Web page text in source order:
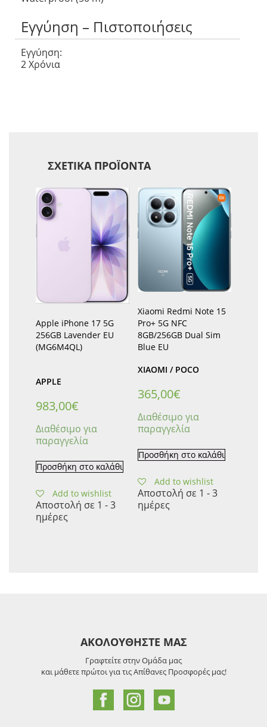
Εγγύηση – Πιστοποιήσεις
Εγγύηση:
2 Χρόνια
ΣΧΕΤΙΚΆ ΠΡΟΪΌΝΤΑ
Apple iPhone 17 5G
256GB Lavender EU
(MG6M4QL)
APPLE
983,00€
Διαθέσιμο για
παραγγελία
Προσθήκη στο καλάθι
Add to wishlist
Αποστολή σε 1 - 3
ημέρες
Xiaomi Redmi Note 15
Pro+ 5G NFC
8GB/256GB Dual Sim
Blue EU
XIAOMI / POCO
365,00€
Διαθέσιμο για
παραγγελία
Προσθήκη στο καλάθι
Add to wishlist
Αποστολή σε 1 - 3
ημέρες
ΑΚΟΛΟΥΘΗΣΤΕ ΜΑΣ
Γραφτείτε στην Ομάδα μας
και μάθετε πρώτοι για τις Απίθανες Προσφορές μας!